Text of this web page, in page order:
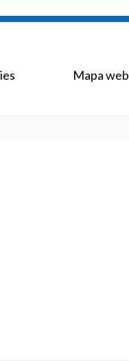
Mapa web